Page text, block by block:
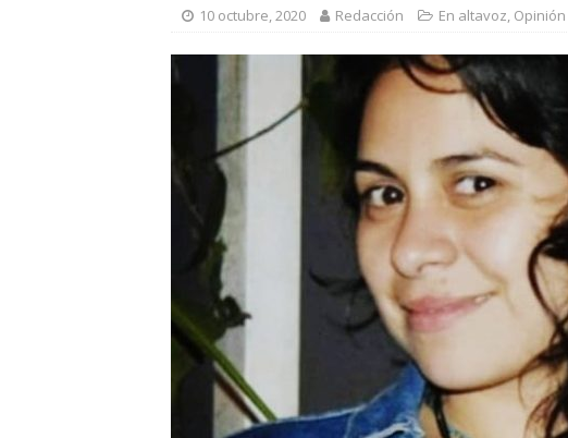
10 octubre, 2020 Redacción En altavoz, Opinión